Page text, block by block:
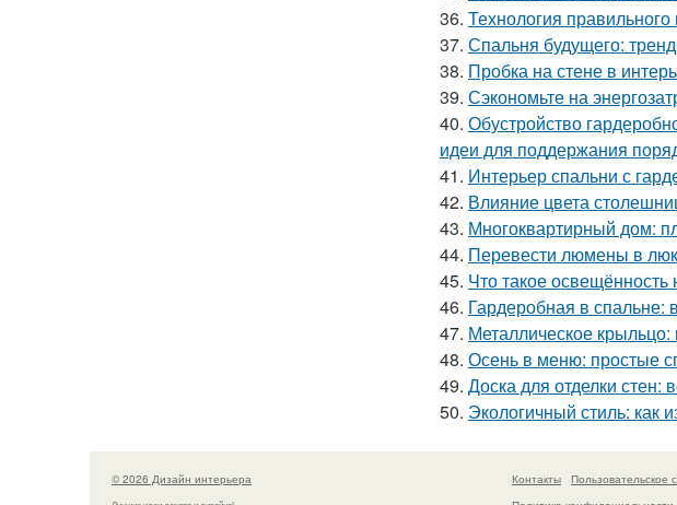
36. Технология
37. Спальня будущего:
38. Пробка на стене в
39. Сэкономьте на
40. Обустройство
идеи для поддержания
41. Интерьер спальни с
42. Влияние цвета
43. Многоквартирный дом:
44. Перевести люмены в
45. Что такое
46. Гардеробная в спальне:
47. Металлическое
48. Осень в меню: простые
49. Доска для отделки стен:
50. Экологичный стиль: как
© 2026 Дизайн интерьера Контакты
Пользовательское